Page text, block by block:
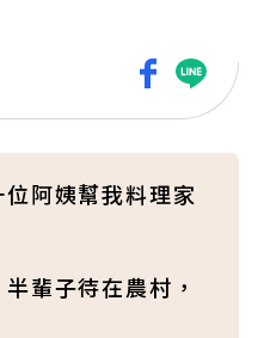
阿姨幫我料理家
輩子待在農村，